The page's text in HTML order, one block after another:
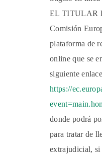
EL TITULAR
Comisión
plataforma de
online que se
siguiente
https://
donde podrá
para tratar de
extrajudicial, si